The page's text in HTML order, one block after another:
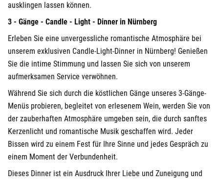
ausklingen lassen können.
3 - Gänge - Candle - Light - Dinner in Nürnberg
Erleben Sie eine unvergessliche romantische Atmosphäre bei
unserem exklusiven Candle-Light-Dinner in Nürnberg! Genießen
Sie die intime Stimmung und lassen Sie sich von unserem
aufmerksamen Service verwöhnen.
Während Sie sich durch die köstlichen Gänge unseres 3-Gänge-
Menüs probieren, begleitet von erlesenem Wein, werden Sie von
der zauberhaften Atmosphäre umgeben sein, die durch sanftes
Kerzenlicht und romantische Musik geschaffen wird. Jeder
Bissen wird zu einem Fest für Ihre Sinne und jedes Gespräch zu
einem Moment der Verbundenheit.
Dieses Dinner ist ein Ausdruck Ihrer Liebe und Zuneigung und